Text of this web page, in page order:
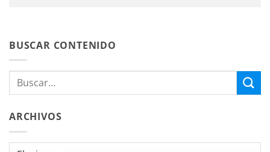
BUSCAR CONTENIDO
ARCHIVOS
Archivos